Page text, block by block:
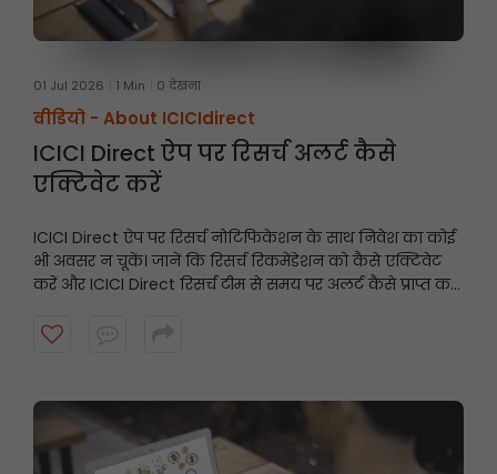
01 Jul 2026 1 Min 0 देखना
वीडियो - About ICICIdirect
ICICI Direct ऐप पर रिसर्च अलर्ट कैसे
एक्टिवेट करें
ICICI Direct ऐप पर रिसर्च नोटिफिकेशन के साथ निवेश का कोई
भी अवसर न चूकें। जानें कि रिसर्च रिकमेंडेशन को कैसे एक्टिवेट
करें और ICICI Direct रिसर्च टीम से समय पर अलर्ट कैसे प्राप्त करें।